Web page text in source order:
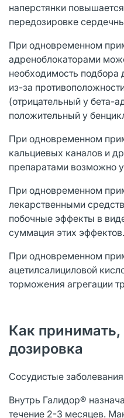
наперстянки
передозировке
При одновременном
адреноблокаторами
необходимость подбора
из-за
(отрицательный у бета-
положительный у
При одновременном
кальциевых каналов и
препаратами возможно
При одновременном
лекарственными
побочные эффекты в
суммация этих эффектов.
При одновременном
ацетилсалициловой
торможения агрегации
Как
дозировка
Сосудистые
Внутрь Галидор®
течение 2-3 месяцев.